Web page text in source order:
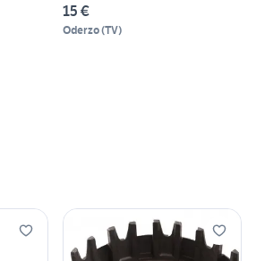
15 €
Oderzo(TV)